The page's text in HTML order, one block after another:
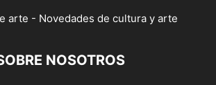
NOSOTROS